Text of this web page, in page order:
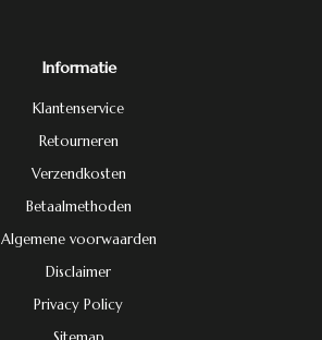
Informatie
Klantenservice
Retourneren
Verzendkosten
Betaalmethoden
Algemene voorwaarden
Disclaimer
Privacy Policy